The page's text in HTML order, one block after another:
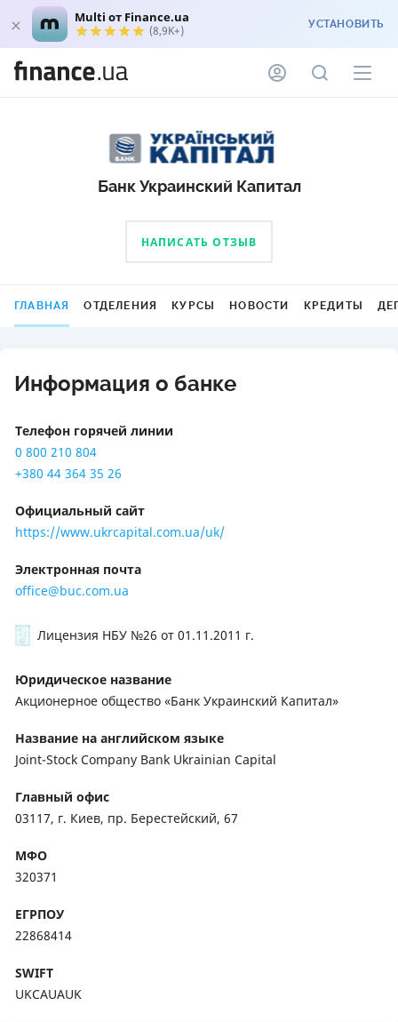
Multi от Finance.ua
(8,9K+) УСТАНОВИТЬ
Банк Украинский Капитал
НАПИСАТЬ ОТЗЫВ
ГЛАВНАЯ ОТДЕЛЕНИЯ КУРСЫ НОВОСТИ КРЕДИТЫ
Информация о банке
Телефон горячей линии
0 800 210 804
+380 44 364 35 26
Официальный сайт
https://www.ukrcapital.com.ua/uk/
Электронная почта
office@buc.com.ua
Лицензия НБУ №26 от 01.11.2011 г.
Юридическое название
Акционерное общество «Банк Украинский Капитал»
Название на английском языке
Joint-Stock Company Bank Ukrainian Capital
Главный офис
03117, г. Киев, пр. Берестейский, 67
МФО
320371
ЕГРПОУ
22868414
SWIFT
UKCAUAUK